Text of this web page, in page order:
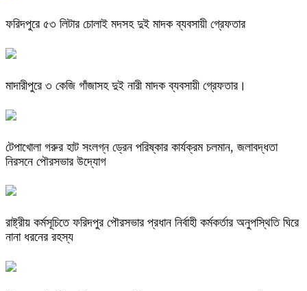
ফরিদপুরে ৫৩ লিটার চোলাই মদসহ দুই মাদক ব্যবসায়ী গ্রেফতার
মাদারীপুরে ৩ কেজি গাঁজাসহ দুই নারী মাদক ব্যবসায়ী গ্রেফতার।
টেপাখোলা গরুর হাট সংলগ্ন ড্রেন পরিষ্কার কার্যক্রম চলমান, জলাবদ্ধতা
নিরসনে পৌরসভার উদ্যোগ
রাষ্ট্রীয় কর্মসূচিতে ফরিদপুর পৌরসভার প্রধান নির্বাহী কর্মকর্তার অনুপস্থিতি ঘিরে
নানা ধরনের রহস্য